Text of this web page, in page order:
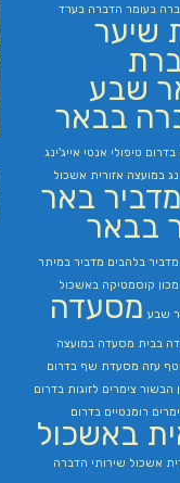
בעומר הדברה בערד
שיער
שבע
בבאר
טיפולי אנטי אייג'ינג
במועצה אזורית אשכול
מדביר באר
בבאר
מדביר בלהבים מדביר במיתר
מכון קוסמטיקה באשכול
שבע מסעדה
בבית מסעדה במועצה
עזה מסעדת שף בדרום
הבשור צימרים לזוגות בדרום
רומנטיים בדרום
באשכול
אשכול שירותי הדברה